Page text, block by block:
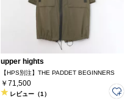
upper hights
【HPS別注】THE PADDET BEGINNERS
￥71,500
レビュー（1）